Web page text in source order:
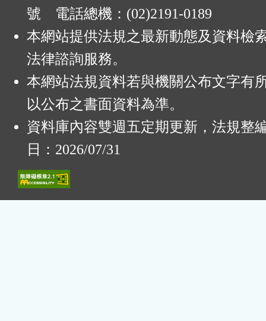
號 電話總機：(02)2191-0189
本網站提供法規之最新動態及資料檢
法律諮詢服務。
本網站法規資料若與機關公布文字有
以公布之書面資料為準。
資料庫內容雙週五定期更新，法規整
日：2026/07/31